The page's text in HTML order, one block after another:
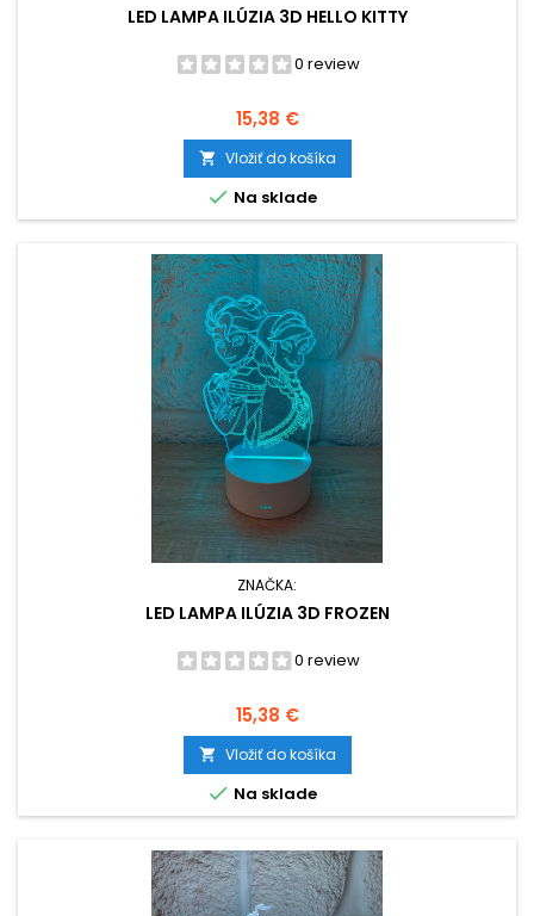
LED LAMPA ILÚZIA 3D HELLO KITTY
0 review
Cena
15,38 €
 Vložiť do košíka
 Na sklade
ZNAČKA:
LED LAMPA ILÚZIA 3D FROZEN
0 review
Cena
15,38 €
 Vložiť do košíka
 Na sklade